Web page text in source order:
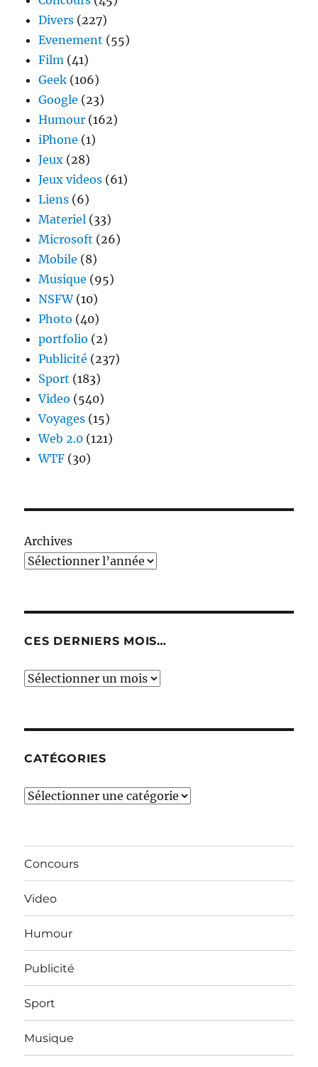
Divers (227)
Evenement (55)
Film (41)
Geek (106)
Google (23)
Humour (162)
iPhone (1)
Jeux (28)
Jeux videos (61)
Liens (6)
Materiel (33)
Microsoft (26)
Mobile (8)
Musique (95)
NSFW(10)
Photo (40)
portfolio (2)
Publicité (237)
Sport (183)
Video (540)
Voyages (15)
Web 2.0 (121)
WTF (30)
Archives
CES DERNIERS MOIS…
Ces
CATÉGORIES
Catégories
Concours
Video
Humour
Publicité
Sport
Musique